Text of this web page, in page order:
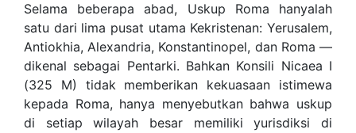
Selama beberapa abad, Uskup Roma hanyalah
satu dari lima pusat utama Kekristenan: Yerusalem,
Antiokhia, Alexandria, Konstantinopel, dan Roma —
dikenal sebagai Pentarki. Bahkan Konsili Nicaea I
(325 M) tidak memberikan kekuasaan istimewa
kepada Roma, hanya menyebutkan bahwa uskup
di setiap wilayah besar memiliki yurisdiksi di